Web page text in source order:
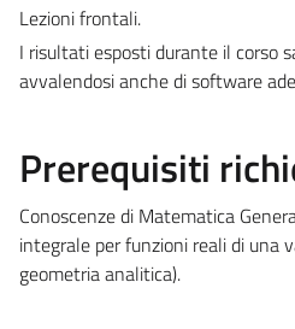
Lezioni frontali.
I risultati esposti durante il corso
avvalendosi anche di software
Prerequisiti
Conoscenze di Matematica
integrale per funzioni reali di una
geometria analitica).